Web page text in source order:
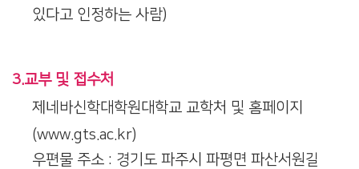
있다고 인정하는 사람)
3.교부 및 접수처
제네바신학대학원대학교 교학처 및 홈페이지
(www.gts.ac.kr)
우편물 주소 : 경기도 파주시 파평면 파산서원길